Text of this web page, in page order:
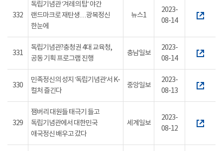
332
독립기념관 ‘겨레의 탑’ 야간
랜드마크로 재탄생…광복정신
한눈에
뉴스1
2023-
08-14
331
독립기념관?충청권 4대 교육청,
공동 기획 프로그램 진행
충남일보
2023-
08-14
330
민족정신의 성지 ‘독립기념관’서 K-
컬처 즐긴다
중앙일보
2023-
08-13
329
잼버리 대원들 태극기 들고
독립기념관에서 대한민국
애국정신 배우고 갔다
세계일보
2023-
08-12